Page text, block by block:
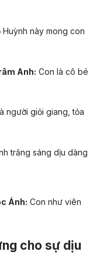
này mong con
Anh: Con là cô bé
người giỏi giang, tỏa
trăng sáng dịu dàng
Ánh: Con như viên
cho sự dịu